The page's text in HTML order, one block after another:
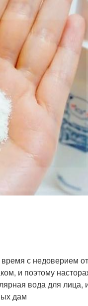
с недоверием
и поэтому
вода для лица,
дам